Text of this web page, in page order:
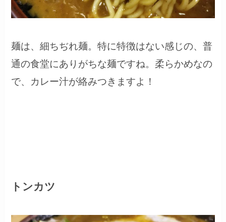
麺は、細ちぢれ麺。特に特徴はない感じの、普
通の食堂にありがちな麺ですね。柔らかめなの
で、カレー汁が絡みつきますよ！
トンカツ